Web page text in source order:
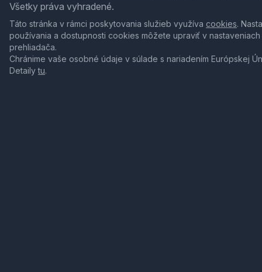
Všetky práva vyhradené.
Táto stránka v rámci poskytovania služieb využíva cookies.
používania a dostupnosti cookies môžete upraviť v nastaveniach
prehliadača.
Chránime vaše osobné údaje v súlade s nariadením Európskej
Detailytu.